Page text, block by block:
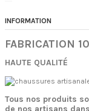
INFORMATION
FABRICATION
HAUTE QUALITÉ
Tous nos produits
de nos artisans